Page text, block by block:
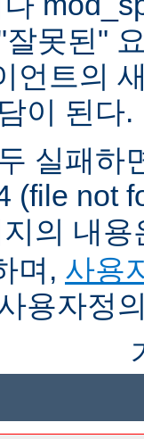
못된"
언트의
이 된다.
실패하
(file not
지의 내
며, 사용
용자정